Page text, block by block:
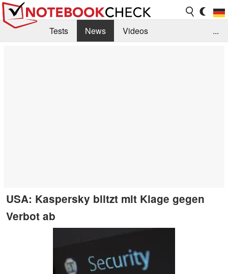
Tests News
Videos
...
USA: Kaspersky blitzt mit Klage gegen
Verbot ab